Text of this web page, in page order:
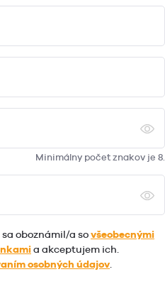
Minimálny počet znakov je 8.
oboznámil/a sovšeobecnými
a akceptujem ich.
osobných údajov